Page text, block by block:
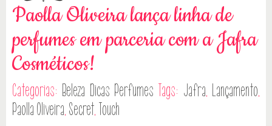
Paolla Oliveira lança linha de
perfumes em parceria com a Jafra
Cosméticos!
Categorias: Beleza Dicas Perfumes Tags: Jafra, Lançamento,
Paolla Oliveira, Secret, Touch